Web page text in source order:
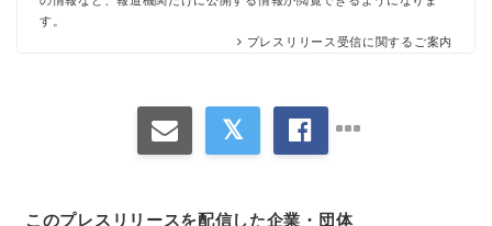
す。
プレスリリース受信に関するご案内
このプレスリリースを配信した企業・団体